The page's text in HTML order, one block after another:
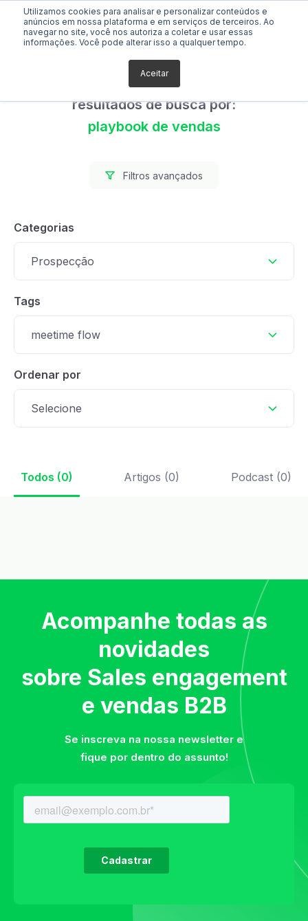
Utilizamos cookies para analisar e personalizar conteúdos e
anúncios em nossa plataforma e em serviços de terceiros. Ao
navegar no site, você nos autoriza a coletar e usar essas
informações. Você pode alterar isso a qualquer tempo.
Aceitar
Foram encontrados 0
resultados de busca por:
playbook de vendas
Filtros avançados
Categorias
Prospecção
Tags
meetime flow
Ordenar por
Selecione
Todos (0) Artigos (0) Podcast (0)
Acompanhe todas as
novidades
sobre Sales engagement
e vendas B2B
Se inscreva na nossa newsletter e
fique por dentro do assunto!